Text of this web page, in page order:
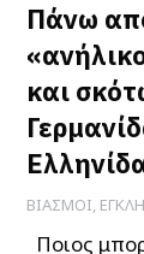
Πάνω
και
ΒΙΑΣΜΟΙ,
Ποιος